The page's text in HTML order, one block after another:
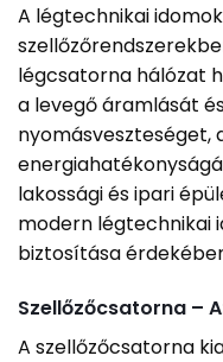
A légtechnikai
légcsatorna hálózat
a levegő áramlását
nyomásveszteséget,
lakossági és ipari
modern légtechnikai
biztosítása
Szellőzőcsatorna –
A szellőzőcsatorna